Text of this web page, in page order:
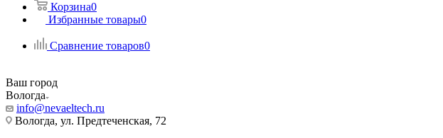
Корзина0
Избранные товары0
Сравнение товаров0
Ваш город
Вологда
info@nevaeltech.ru
Вологда, ул. Предтеченская, 72